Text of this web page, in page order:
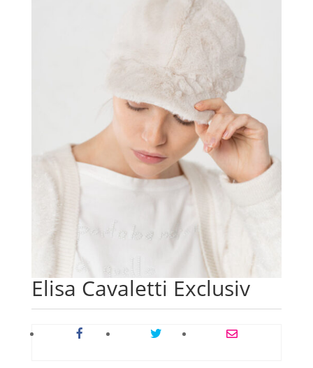
Elisa Cavaletti Exclusiv